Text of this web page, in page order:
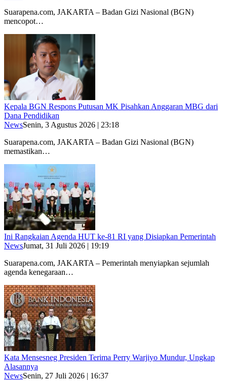
Suarapena.com, JAKARTA – Badan Gizi Nasional (BGN)
mencopot…
Kepala BGN Respons Putusan MK Pisahkan Anggaran MBG dari
Dana Pendidikan
NewsSenin, 3 Agustus 2026 | 23:18
Suarapena.com, JAKARTA – Badan Gizi Nasional (BGN)
memastikan…
Ini Rangkaian Agenda HUT ke-81 RI yang Disiapkan Pemerintah
NewsJumat, 31 Juli 2026 | 19:19
Suarapena.com, JAKARTA – Pemerintah menyiapkan sejumlah
agenda kenegaraan…
Kata Mensesneg Presiden Terima Perry Warjiyo Mundur, Ungkap
Alasannya
NewsSenin, 27 Juli 2026 | 16:37